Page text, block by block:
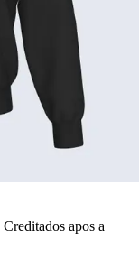
Creditados apos a